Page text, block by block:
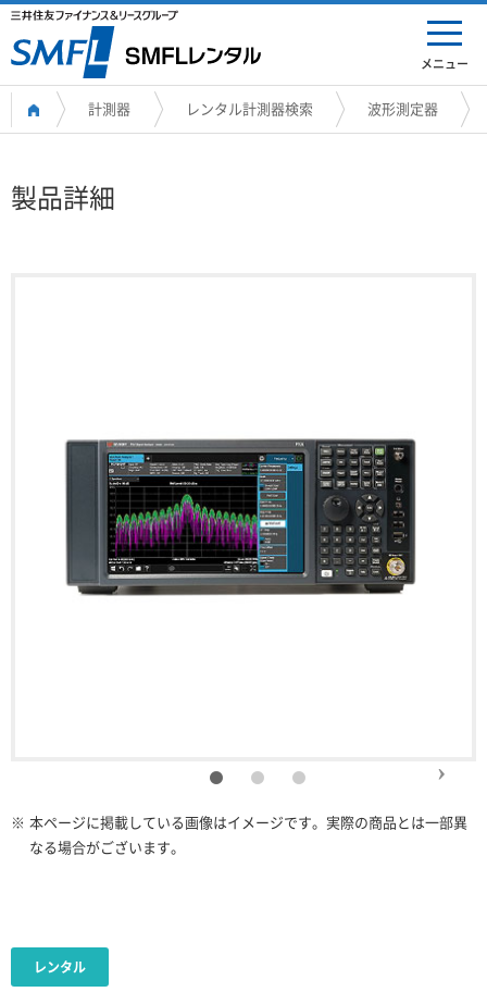
メニュー
計測器 レンタル計測器検索 波形測定器
製品詳細
※ 本ページに掲載している画像はイメージです。実際の商品とは一部異
なる場合がございます。